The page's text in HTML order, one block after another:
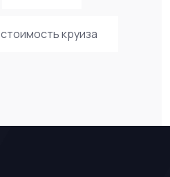
стоимость круиза